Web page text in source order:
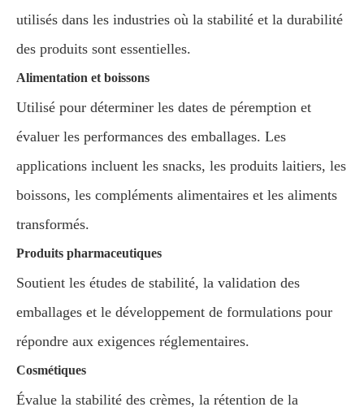
utilisés dans les industries où la stabilité et la durabilité
des produits sont essentielles.
Alimentation et boissons
Utilisé pour déterminer les dates de péremption et
évaluer les performances des emballages. Les
applications incluent les snacks, les produits laitiers, les
boissons, les compléments alimentaires et les aliments
transformés.
Produits pharmaceutiques
Soutient les études de stabilité, la validation des
emballages et le développement de formulations pour
répondre aux exigences réglementaires.
Cosmétiques
Évalue la stabilité des crèmes, la rétention de la